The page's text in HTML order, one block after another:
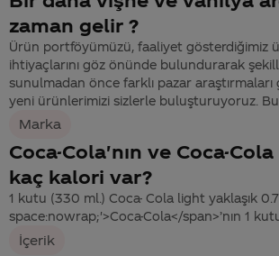
zaman gelir ?
Ürün portföyümüzü, faaliyet gösterdiğimiz
ihtiyaçlarını göz önünde bulundurarak
sunulmadan önce farklı pazar
yeni ürünlerimizi sizlerle buluşturuyoruz.
Marka
Coca-Cola'nın ve Coca-
kaç kalori var?
1 kutu (330 ml.) Coca- Cola light yaklaşık
space:nowrap;'>Coca-Cola</span>’nın 1
İçerik